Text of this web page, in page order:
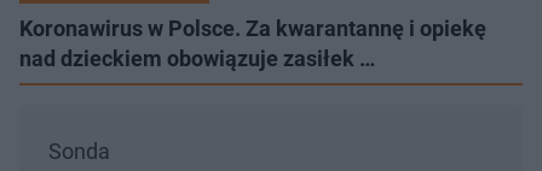
Koronawirus w Polsce. Za kwarantannę i opiekę
nad dzieckiem obowiązuje zasiłek …
Sonda